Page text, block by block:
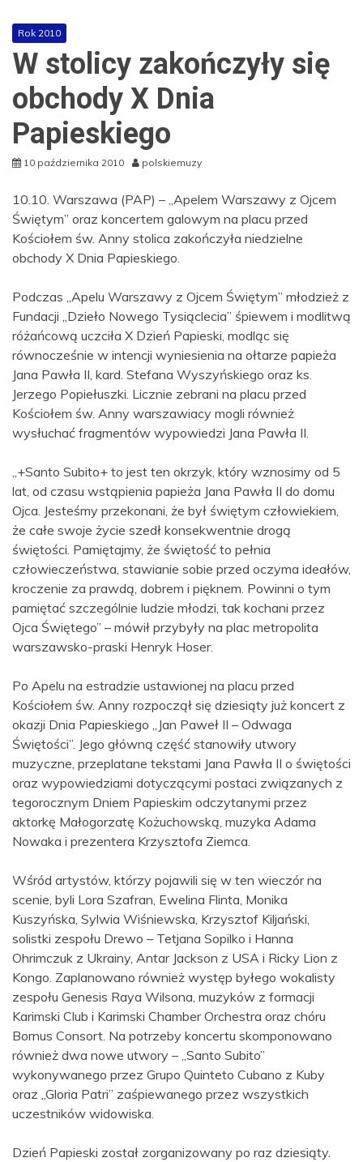
Rok 2010
W stolicy zakończyły się
obchody X Dnia
Papieskiego
10 października 2010 polskiemuzy
10.10. Warszawa (PAP) – „Apelem Warszawy z Ojcem
Świętym” oraz koncertem galowym na placu przed
Kościołem św. Anny stolica zakończyła niedzielne
obchody X Dnia Papieskiego.
Podczas „Apelu Warszawy z Ojcem Świętym” młodzież z
Fundacji „Dzieło Nowego Tysiąclecia” śpiewem i modlitwą
różańcową uczciła X Dzień Papieski, modląc się
równocześnie w intencji wyniesienia na ołtarze papieża
Jana Pawła II, kard. Stefana Wyszyńskiego oraz ks.
Jerzego Popiełuszki. Licznie zebrani na placu przed
Kościołem św. Anny warszawiacy mogli również
wysłuchać fragmentów wypowiedzi Jana Pawła II.
„+Santo Subito+ to jest ten okrzyk, który wznosimy od 5
lat, od czasu wstąpienia papieża Jana Pawła II do domu
Ojca. Jesteśmy przekonani, że był świętym człowiekiem,
że całe swoje życie szedł konsekwentnie drogą
świętości. Pamiętajmy, że świętość to pełnia
człowieczeństwa, stawianie sobie przed oczyma ideałów,
kroczenie za prawdą, dobrem i pięknem. Powinni o tym
pamiętać szczególnie ludzie młodzi, tak kochani przez
Ojca Świętego” – mówił przybyły na plac metropolita
warszawsko-praski Henryk Hoser.
Po Apelu na estradzie ustawionej na placu przed
Kościołem św. Anny rozpoczął się dziesiąty już koncert z
okazji Dnia Papieskiego „Jan Paweł II – Odwaga
Świętości”. Jego główną część stanowiły utwory
muzyczne, przeplatane tekstami Jana Pawła II o świętości
oraz wypowiedziami dotyczącymi postaci związanych z
tegorocznym Dniem Papieskim odczytanymi przez
aktorkę Małogorzatę Kożuchowską, muzyka Adama
Nowaka i prezentera Krzysztofa Ziemca.
Wśród artystów, którzy pojawili się w ten wieczór na
scenie, byli Lora Szafran, Ewelina Flinta, Monika
Kuszyńska, Sylwia Wiśniewska, Krzysztof Kiljański,
solistki zespołu Drewo – Tetjana Sopilko i Hanna
Ohrimczuk z Ukrainy, Antar Jackson z USA i Ricky Lion z
Kongo. Zaplanowano również występ byłego wokalisty
zespołu Genesis Raya Wilsona, muzyków z formacji
Karimski Club i Karimski Chamber Orchestra oraz chóru
Bornus Consort. Na potrzeby koncertu skomponowano
również dwa nowe utwory – „Santo Subito”
wykonywanego przez Grupo Quinteto Cubano z Kuby
oraz „Gloria Patri” zaśpiewanego przez wszystkich
uczestników widowiska.
Dzień Papieski został zorganizowany po raz dziesiąty.